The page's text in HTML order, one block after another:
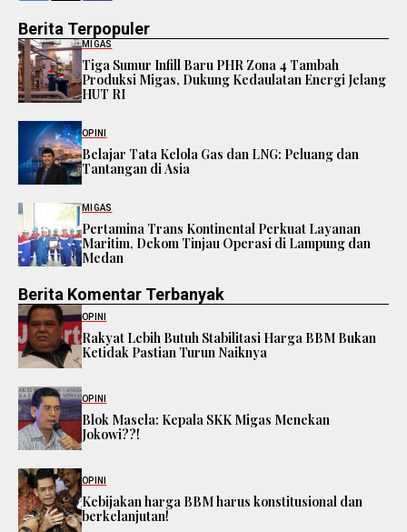
Berita Terpopuler
MIGAS
Tiga Sumur Infill Baru PHR Zona 4 Tambah
Produksi Migas, Dukung Kedaulatan Energi Jelang
HUT RI
OPINI
Belajar Tata Kelola Gas dan LNG: Peluang dan
Tantangan di Asia
MIGAS
Pertamina Trans Kontinental Perkuat Layanan
Maritim, Dekom Tinjau Operasi di Lampung dan
Medan
Berita Komentar Terbanyak
OPINI
Rakyat Lebih Butuh Stabilitasi Harga BBM Bukan
Ketidak Pastian Turun Naiknya
OPINI
Blok Masela: Kepala SKK Migas Menekan
Jokowi??!
OPINI
Kebijakan harga BBM harus konstitusional dan
berkelanjutan!